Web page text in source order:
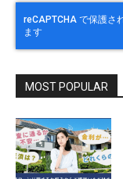
MOST POPULAR